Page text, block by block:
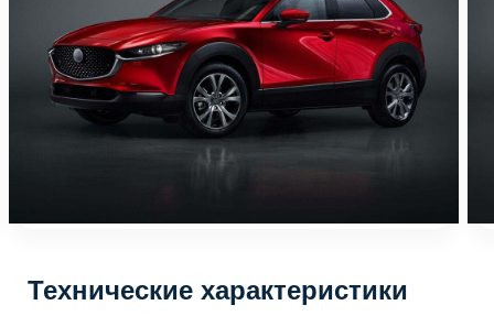
Технические характеристики